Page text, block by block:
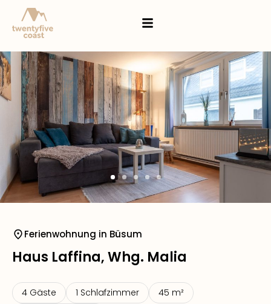
Ferienwohnung in Büsum
Haus Laffina, Whg. Malia
4 Gäste 1 Schlafzimmer
45 m²